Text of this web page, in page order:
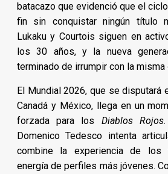
batacazo que evidenció que el
fin sin conquistar ningún título
Lukaku y Courtois siguen en
los 30 años, y la nueva
terminado de irrumpir con la misma
El Mundial 2026, que se disputará
Canadá y México, llega en un
forzada para los Diablos Rojos
Domenico Tedesco intenta
combine la experiencia de los
energía de perfiles más jóvenes.